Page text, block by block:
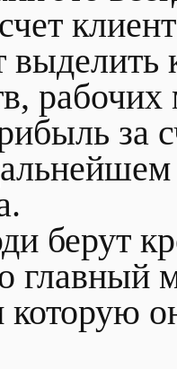
за
берут
главный
которую